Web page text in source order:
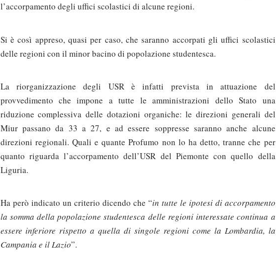
l’accorpamento degli uffici scolastici di alcune regioni.
Si è così appreso, quasi per caso, che saranno accorpati gli uffici scolastici
delle regioni con il minor bacino di popolazione studentesca.
La riorganizzazione degli USR è infatti prevista in attuazione del
provvedimento che impone a tutte le amministrazioni dello Stato una
riduzione complessiva delle dotazioni organiche: le direzioni generali del
Miur passano da 33 a 27, e ad essere soppresse saranno anche alcune
direzioni regionali. Quali e quante Profumo non lo ha detto, tranne che per
quanto riguarda l’accorpamento dell’USR del Piemonte con quello della
Liguria.
Ha però indicato un criterio dicendo che “in tutte le ipotesi di accorpamento
la somma della popolazione studentesca delle regioni interessate continua a
essere inferiore rispetto a quella di singole regioni come la Lombardia, la
Campania e il Lazio”.